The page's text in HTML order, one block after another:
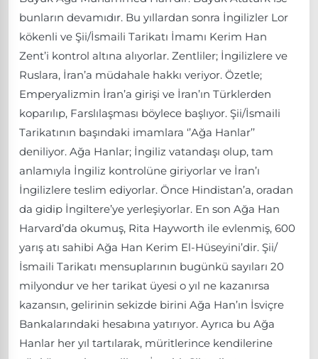
bunların devamıdır. Bu yıllardan sonra İngilizler Lor
kökenli ve Şii/İsmaili Tarikatı İmamı Kerim Han
Zent’i kontrol altına alıyorlar. Zentliler; İngilizlere ve
Ruslara, İran’a müdahale hakkı veriyor. Özetle;
Emperyalizmin İran’a girişi ve İran’ın Türklerden
koparılıp, Farslılaşması böylece başlıyor. Şii/İsmaili
Tarikatının başındaki imamlara ‘’Ağa Hanlar’’
deniliyor. Ağa Hanlar; İngiliz vatandaşı olup, tam
anlamıyla İngiliz kontrolüne giriyorlar ve İran’ı
İngilizlere teslim ediyorlar. Önce Hindistan’a, oradan
da gidip İngiltere’ye yerleşiyorlar. En son Ağa Han
Harvard’da okumuş, Rita Hayworth ile evlenmiş, 600
yarış atı sahibi Ağa Han Kerim El-Hüseyini’dir. Şii/
İsmaili Tarikatı mensuplarının bugünkü sayıları 20
milyondur ve her tarikat üyesi o yıl ne kazanırsa
kazansın, gelirinin sekizde birini Ağa Han’ın İsviçre
Bankalarındaki hesabına yatırıyor. Ayrıca bu Ağa
Hanlar her yıl tartılarak, müritlerince kendilerine